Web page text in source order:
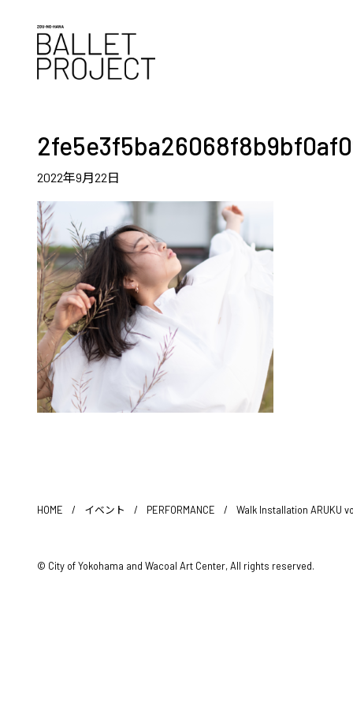
2022年9月22日
HOME / イベント / PERFORMANCE / Walk Installation ARUKU
© City of Yokohama and Wacoal Art Center, All rights reserved.